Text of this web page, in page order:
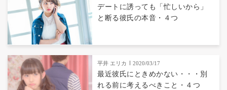
デートに誘っても「忙しいから」
と断る彼氏の本音・４つ
平井 エリカ 2020/03/17
最近彼氏にときめかない・・・別
れる前に考えるべきこと・４つ